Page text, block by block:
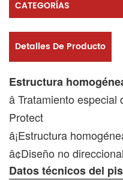
CATEGORÍAS
Detalles De Producto
Estructura
â Tratamiento especial
Protect
â¡Estructura
â¢Diseño no direccional
Datos técnicos del